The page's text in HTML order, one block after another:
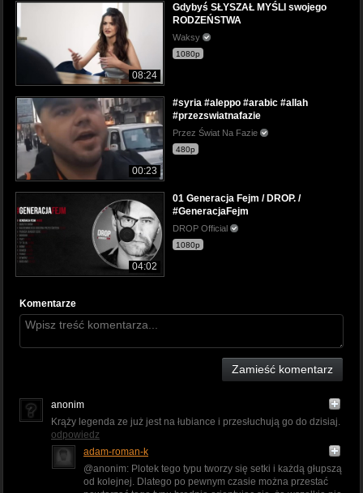
08:24
Gdybyś SŁYSZAŁ MYŚLI swojego
RODZEŃSTWA
Waksy
1080p
00:23
#syria #aleppo #arabic #allah
#przezswiatnafazie
Przez Świat Na Fazie
480p
04:02
01 Generacja Fejm / DROP. /
#GeneracjaFejm
DROP Official
1080p
Komentarze
Zamieść komentarz
anonim
Krąży legenda ze już jest na łubiance i przesłuchują go do dzisiaj.
odpowiedz
adam-roman-k
@anonim: Plotek tego typu tworzy się setki i każdą głupszą
od kolejnej. Dlatego po pewnym czasie można przestać